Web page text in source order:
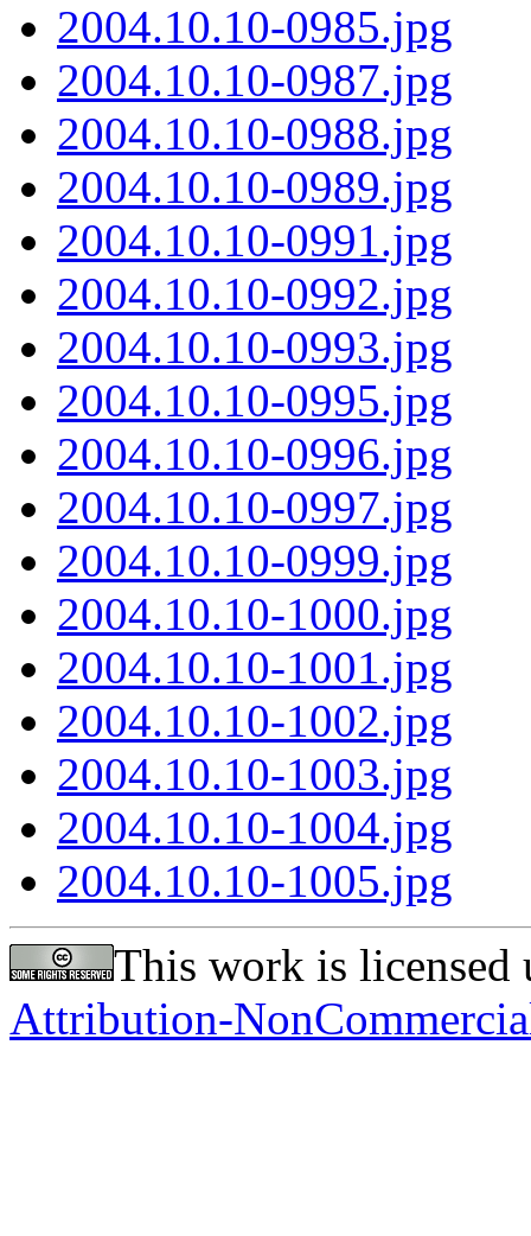
2004.10.10-0985.jpg
2004.10.10-0987.jpg
2004.10.10-0988.jpg
2004.10.10-0989.jpg
2004.10.10-0991.jpg
2004.10.10-0992.jpg
2004.10.10-0993.jpg
2004.10.10-0995.jpg
2004.10.10-0996.jpg
2004.10.10-0997.jpg
2004.10.10-0999.jpg
2004.10.10-1000.jpg
2004.10.10-1001.jpg
2004.10.10-1002.jpg
2004.10.10-1003.jpg
2004.10.10-1004.jpg
2004.10.10-1005.jpg
This work is licensed
Attribution-